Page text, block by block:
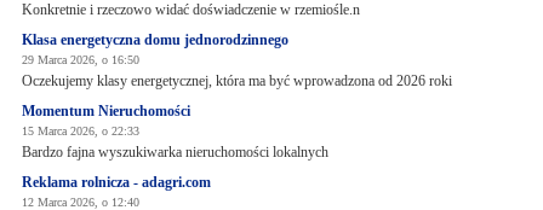
Konkretnie i rzeczowo widać doświadczenie w rzemiośle.n
Klasa energetyczna domu jednorodzinnego
29 Marca 2026, o 16:50
Oczekujemy klasy energetycznej, która ma być wprowadzona od 2026 roki
Momentum Nieruchomości
15 Marca 2026, o 22:33
Bardzo fajna wyszukiwarka nieruchomości lokalnych
Reklama rolnicza - adagri.com
12 Marca 2026, o 12:40